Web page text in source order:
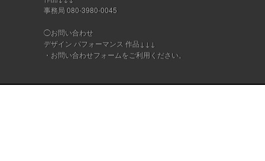
事務局 080-3980-0045
◯お問い合わせ
デザイン パフォーマンス 作品↓↓↓
・ お問い合わせフォームをご利用ください。